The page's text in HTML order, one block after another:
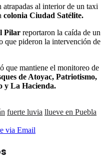
atrapadas al interior de un taxi
colonia Ciudad Satélite.
Pilar reportaron la caída de un
que pideron la intervención de
mantiene el monitoreo de
de Atoyac, Patriotismo,
y La Hacienda.
fuerte luvia llueve en Puebla
via Email